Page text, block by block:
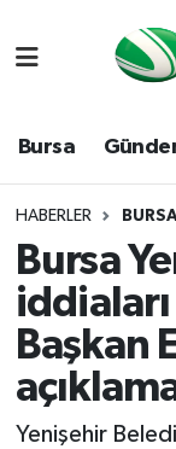
Bursa
HABERLER
Bursa
Başkan
Yenişehir
Bursa
Dünya
Eğitim
Ekonomi
Genel
Hava
Namaz
Trafik
Süper Lig
Tüm